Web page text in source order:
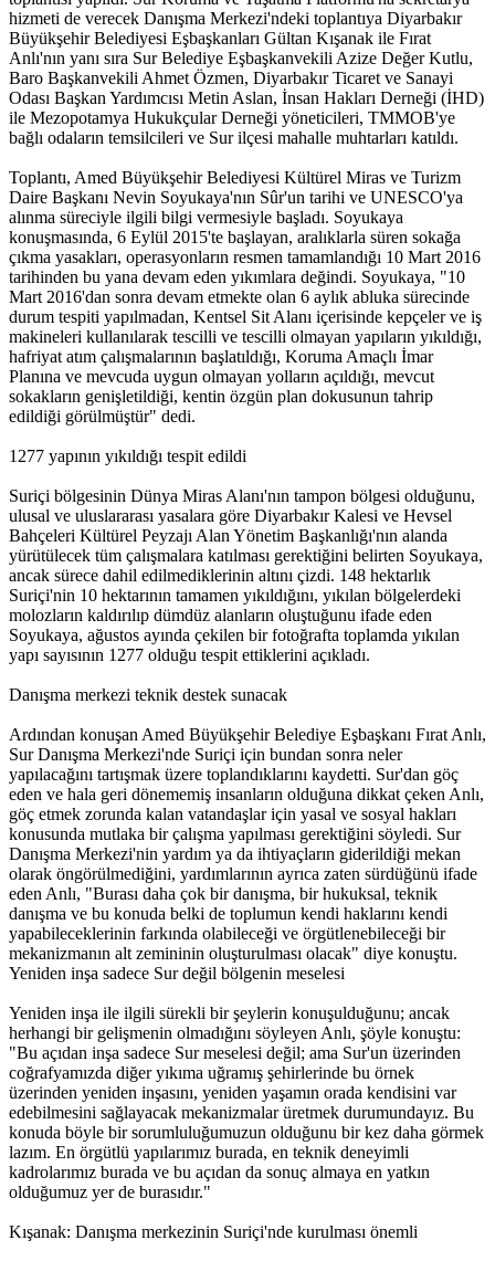
hizmeti de verecek Danışma Merkezi'ndeki toplantıya Diyarbakır
Büyükşehir Belediyesi Eşbaşkanları Gültan Kışanak ile Fırat
Anlı'nın yanı sıra Sur Belediye Eşbaşkanvekili Azize Değer Kutlu,
Baro Başkanvekili Ahmet Özmen, Diyarbakır Ticaret ve Sanayi
Odası Başkan Yardımcısı Metin Aslan, İnsan Hakları Derneği (İHD)
ile Mezopotamya Hukukçular Derneği yöneticileri, TMMOB'ye
bağlı odaların temsilcileri ve Sur ilçesi mahalle muhtarları katıldı.
Toplantı, Amed Büyükşehir Belediyesi Kültürel Miras ve Turizm
Daire Başkanı Nevin Soyukaya'nın Sûr'un tarihi ve UNESCO'ya
alınma süreciyle ilgili bilgi vermesiyle başladı. Soyukaya
konuşmasında, 6 Eylül 2015'te başlayan, aralıklarla süren sokağa
çıkma yasakları, operasyonların resmen tamamlandığı 10 Mart 2016
tarihinden bu yana devam eden yıkımlara değindi. Soyukaya, "10
Mart 2016'dan sonra devam etmekte olan 6 aylık abluka sürecinde
durum tespiti yapılmadan, Kentsel Sit Alanı içerisinde kepçeler ve iş
makineleri kullanılarak tescilli ve tescilli olmayan yapıların yıkıldığı,
hafriyat atım çalışmalarının başlatıldığı, Koruma Amaçlı İmar
Planına ve mevcuda uygun olmayan yolların açıldığı, mevcut
sokakların genişletildiği, kentin özgün plan dokusunun tahrip
edildiği görülmüştür" dedi.
1277 yapının yıkıldığı tespit edildi
Suriçi bölgesinin Dünya Miras Alanı'nın tampon bölgesi olduğunu,
ulusal ve uluslararası yasalara göre Diyarbakır Kalesi ve Hevsel
Bahçeleri Kültürel Peyzajı Alan Yönetim Başkanlığı'nın alanda
yürütülecek tüm çalışmalara katılması gerektiğini belirten Soyukaya,
ancak sürece dahil edilmediklerinin altını çizdi. 148 hektarlık
Suriçi'nin 10 hektarının tamamen yıkıldığını, yıkılan bölgelerdeki
molozların kaldırılıp dümdüz alanların oluştuğunu ifade eden
Soyukaya, ağustos ayında çekilen bir fotoğrafta toplamda yıkılan
yapı sayısının 1277 olduğu tespit ettiklerini açıkladı.
Danışma merkezi teknik destek sunacak
Ardından konuşan Amed Büyükşehir Belediye Eşbaşkanı Fırat Anlı,
Sur Danışma Merkezi'nde Suriçi için bundan sonra neler
yapılacağını tartışmak üzere toplandıklarını kaydetti. Sur'dan göç
eden ve hala geri dönememiş insanların olduğuna dikkat çeken Anlı,
göç etmek zorunda kalan vatandaşlar için yasal ve sosyal hakları
konusunda mutlaka bir çalışma yapılması gerektiğini söyledi. Sur
Danışma Merkezi'nin yardım ya da ihtiyaçların giderildiği mekan
olarak öngörülmediğini, yardımlarının ayrıca zaten sürdüğünü ifade
eden Anlı, "Burası daha çok bir danışma, bir hukuksal, teknik
danışma ve bu konuda belki de toplumun kendi haklarını kendi
yapabileceklerinin farkında olabileceği ve örgütlenebileceği bir
mekanizmanın alt zemininin oluşturulması olacak" diye konuştu.
Yeniden inşa sadece Sur değil bölgenin meselesi
Yeniden inşa ile ilgili sürekli bir şeylerin konuşulduğunu; ancak
herhangi bir gelişmenin olmadığını söyleyen Anlı, şöyle konuştu:
"Bu açıdan inşa sadece Sur meselesi değil; ama Sur'un üzerinden
coğrafyamızda diğer yıkıma uğramış şehirlerinde bu örnek
üzerinden yeniden inşasını, yeniden yaşamın orada kendisini var
edebilmesini sağlayacak mekanizmalar üretmek durumundayız. Bu
konuda böyle bir sorumluluğumuzun olduğunu bir kez daha görmek
lazım. En örgütlü yapılarımız burada, en teknik deneyimli
kadrolarımız burada ve bu açıdan da sonuç almaya en yatkın
olduğumuz yer de burasıdır."
Kışanak: Danışma merkezinin Suriçi'nde kurulması önemli